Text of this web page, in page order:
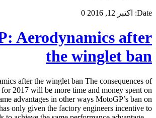
Date: اکتبر 12, 2016 0
Aerodynamics after
the winglet ban
after the winglet ban The consequences of
2017 will be more time and money spent on
advantages in other ways MotoGP’s ban on
only given the factory engineers incentive to